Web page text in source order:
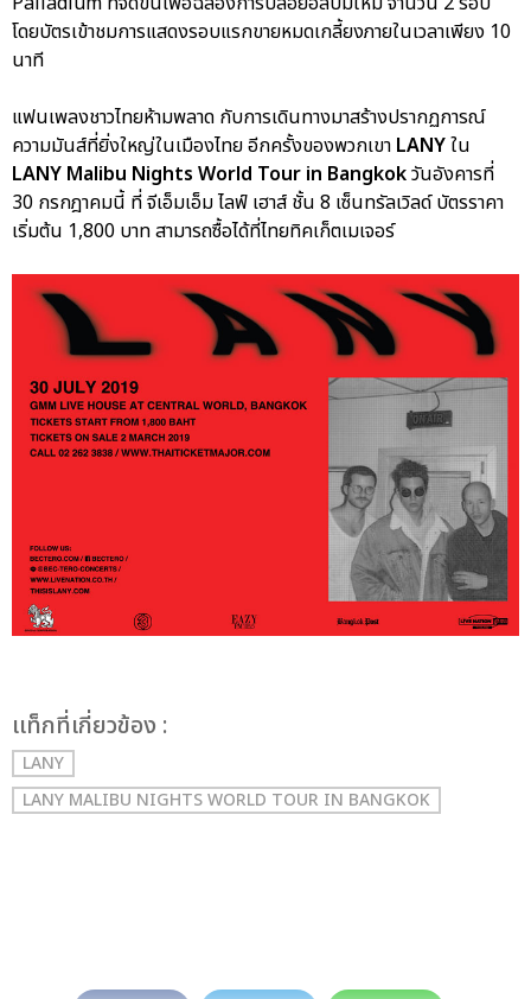
โดยบัตรเข้าชมการแสดงรอบแรกขายหมดเกลี้ยงภายในเวลาเพียง 10
นาที
แฟนเพลงชาวไทยห้ามพลาด กับการเดินทางมาสร้างปรากฏการณ์
ความมันส์ที่ยิ่งใหญ่ในเมืองไทย อีกครั้งของพวกเขา LANYใน
LANY Malibu Nights World Tour in Bangkokวันอังคารที่
30 กรกฎาคมนี้ ที่ จีเอ็มเอ็ม ไลฟ์ เฮาส์ ชั้น 8 เซ็นทรัลเวิลด์ บัตรราคา
เริ่มต้น 1,800 บาท สามารถซื้อได้ที่ไทยทิคเก็ตเมเจอร์
เเท็กที่เกี่ยวข้อง :
LANY
LANY MALIBU NIGHTS WORLD TOUR IN BANGKOK